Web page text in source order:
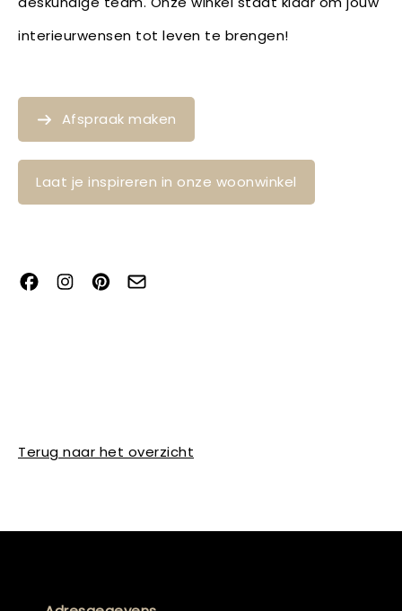
interieurwensen tot leven te brengen!
Afspraak maken
Laat je inspireren in onze woonwinkel
Terug naar het overzicht